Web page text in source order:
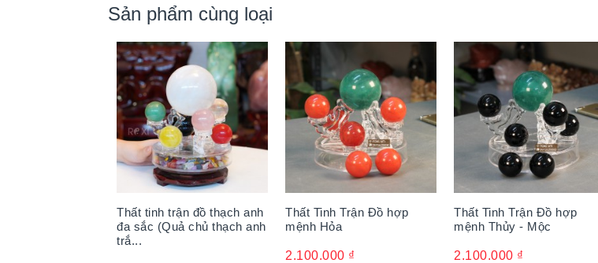
năng lượng của trời đất, đẩy lùi tà khí mang lại sức sống cho con người cũng như tài vận cho gia trạch.
trong không gian thẩm mỹ gia đình bạn.
- Thất tinh trận có thể dùng cho việc cầu tài lộc, cầu thăng quan tiến chức, cầu học
doanh nhân, quan chức, học sinh sinh viên và trấn trạch hóa sát.
Sản phẩm cùng loại
Thất tinh trận đồ thạch anh
đa sắc (Quả chủ thạch anh
trắ...
Thất Tinh Trận Đồ hợp
mệnh Hỏa
2.100.000 ₫
Thất Tinh Trận Đồ hợp
mệnh Thủy - Mộc
2.100.000 ₫